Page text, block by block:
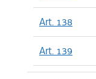
Art. 138
Art. 139